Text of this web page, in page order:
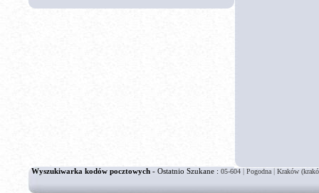
Wyszukiwarka kodów pocztowych - Ostatnio Szukane : 05-604|Pogodna|Kraków